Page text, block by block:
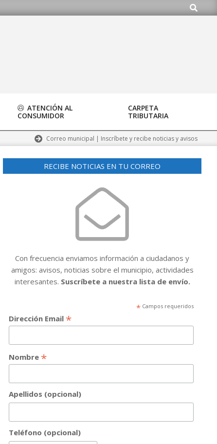
Buscar
ATENCIÓN AL
CONSUMIDOR
CARPETA
TRIBUTARIA
Correo municipal | Inscríbete y recibe noticias y avisos
RECIBE NOTICIAS EN TU CORREO
Con frecuencia enviamos información a ciudadanos y
amigos: avisos, noticias sobre el municipio, actividades
interesantes. Suscríbete a nuestra lista de envío.
* Campos requeridos
Dirección Email *
Nombre *
Apellidos (opcional)
Teléfono (opcional)